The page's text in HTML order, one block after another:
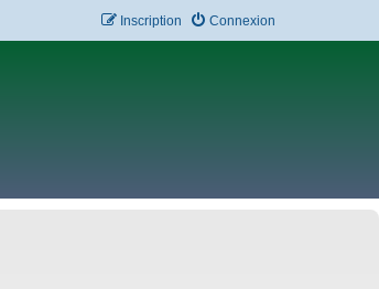
Connexion
Inscription